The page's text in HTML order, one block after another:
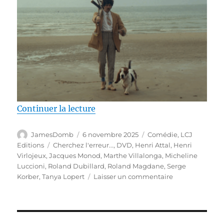
Continuer la lecture
Auteur
JamesDomb
Publié
le
6 novembre 2025 Catégories
Comédie, LCJ
Editions
Étiquettes
Cherchez l'erreur..., DVD, Henri Attal, Henri
Virlojeux,Jacques Monod, Marthe Villalonga, Micheline
Luccioni, Roland Dubillard, Roland Magdane,Serge
Korber,Tanya Lopert Laisser un commentairesur